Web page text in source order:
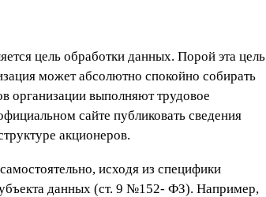
цель обработки данных. Порой эта цель
может абсолютно спокойно собирать
организации выполняют трудовое
сайте публиковать сведения
акционеров.
исходя из специфики
данных (ст. 9 №152- ФЗ). Например,